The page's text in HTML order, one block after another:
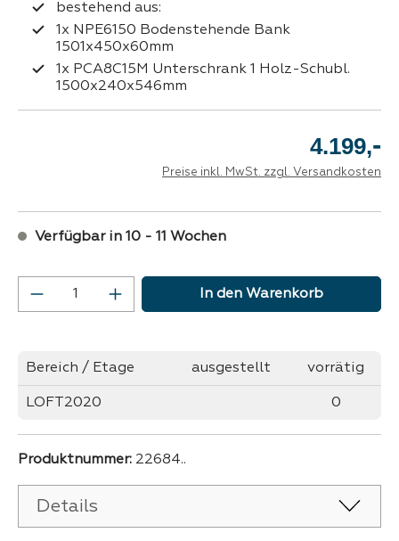
bestehend aus:
1x NPE6150 Bodenstehende Bank
1501x450x60mm
1x PCA8C15M Unterschrank 1 Holz-Schubl.
1500x240x546mm
4.199,-
Preise inkl. MwSt. zzgl. Versandkosten
Verfügbar in 10 - 11 Wochen
Produkt Anzahl: Gib den gewünschten
In den Warenkorb
Bereich / Etage ausgestellt vorrätig
LOFT2020 0
Produktnummer: 22684..
Details